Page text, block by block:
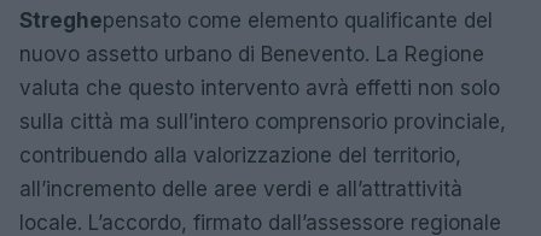
Streghepensato come elemento qualificante del
nuovo assetto urbano di Benevento. La Regione
valuta che questo intervento avrà effetti non solo
sulla città ma sull’intero comprensorio provinciale,
contribuendo alla valorizzazione del territorio,
all’incremento delle aree verdi e all’attrattività
locale. L’accordo, firmato dall’assessore regionale